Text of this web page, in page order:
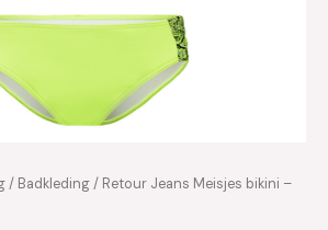
/ Badkleding/ Retour Jeans Meisjes bikini –